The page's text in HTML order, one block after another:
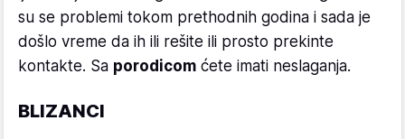
su se problemi tokom prethodnih godina i sada je
došlo vreme da ih ili rešite ili prosto prekinte
kontakte. Sa porodicom ćete imati neslaganja.
BLIZANCI